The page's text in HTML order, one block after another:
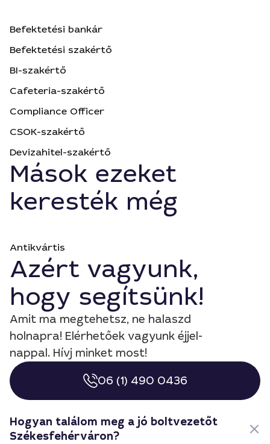
Befektetési bankár
Befektetési szakértő
BI-szakértő
Cafeteria-szakértő
Compliance Officer
CSOK-szakértő
Devizahitel-szakértő
Mások ezeket
keresték még
Antikvártis
Azért vagyunk,
hogy segítsünk!
Amit ma megtehetsz, ne halaszd
holnapra! Elérhetőek vagyunk éjjel-
nappal. Hívj minket most!
06 (1) 490 0436
Hogyan találom meg a jó boltvezetőt
Székesfehérváron?